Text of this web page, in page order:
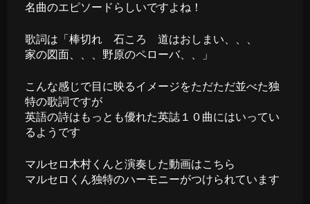
名曲のエピソードらしいですよね！
歌詞は「棒切れ 石ころ 道はおしまい、、、
家の図面、、、野原のペローバ、、」
こんな感じで目に映るイメージをただただ並べた独
特の歌詞ですが
英語の詩はもっとも優れた英誌１０曲にはいってい
るようです
マルセロ木村くんと演奏した動画はこちら
マルセロくん独特のハーモニーがつけられています